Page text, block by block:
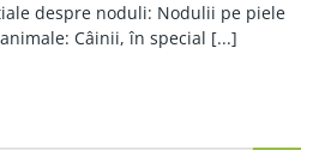
despre noduli: Nodulii pe piele
Câinii, în special [...]